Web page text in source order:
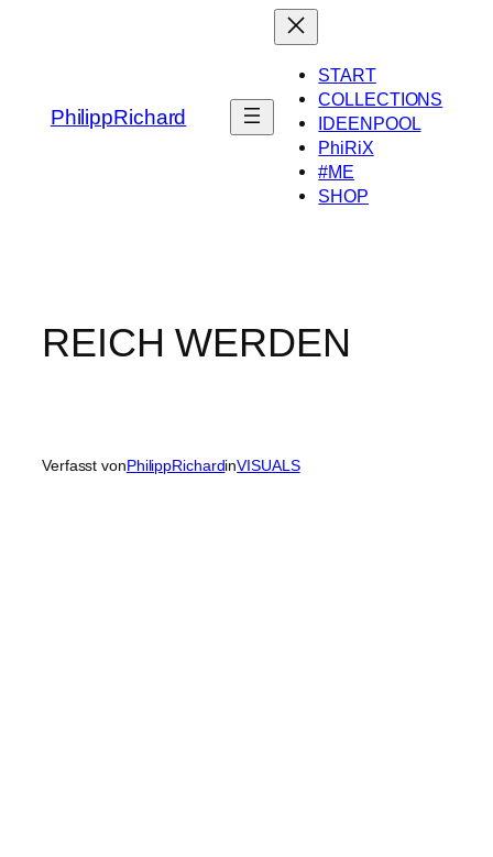
PhilippRichard
START
COLLECTIONS
IDEENPOOL
PhiRiX
#ME
SHOP
REICH WERDEN
Verfasst vonPhilippRichardinVISUALS